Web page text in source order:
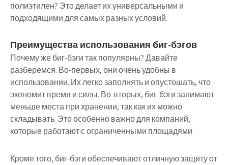
полиэтилен? Это делает их универсальными и
подходящими для самых разных условий.
Преимущества использования биг-бэгов
Почему же биг-бэги так популярны? Давайте
разберемся. Во-первых, они очень удобны в
использовании. Их легко заполнять и опустошать, что
экономит время и силы. Во-вторых, биг-бэги занимают
меньше места при хранении, так как их можно
складывать. Это особенно важно для компаний,
которые работают с ограниченными площадями.
Кроме того, биг-бэги обеспечивают отличную защиту от